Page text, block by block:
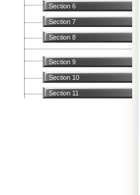
Section 6
Section 7
Section 8
Section 9
Section 10
Section 11